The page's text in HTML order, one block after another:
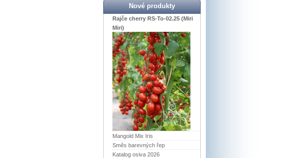
Nové produkty
Rajče cherry RS-To-02.25 (Miri
Miri)
Mangold Mix Iris
Směs barevných řep
Katalog osiva 2026